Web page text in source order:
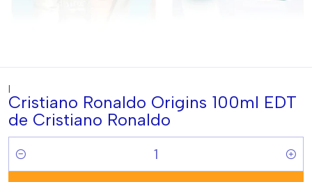
|
Cristiano Ronaldo Origins 100ml EDT
de Cristiano Ronaldo
Cantidad